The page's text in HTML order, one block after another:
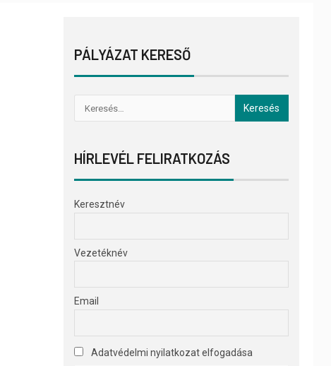
PÁLYÁZAT KERESŐ
HÍRLEVÉL FELIRATKOZÁS
Keresztnév
Vezetéknév
Email
Adatvédelmi nyilatkozat elfogadása